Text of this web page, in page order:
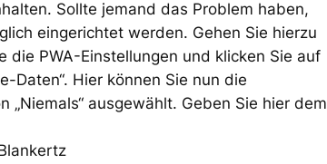
Sollte jemand das Problem haben,
eingerichtet werden. Gehen Sie hierzu
die PWA-Einstellungen und klicken Sie auf
Daten“. Hier können Sie nun die
ausgewählt. Geben Sie hier dem